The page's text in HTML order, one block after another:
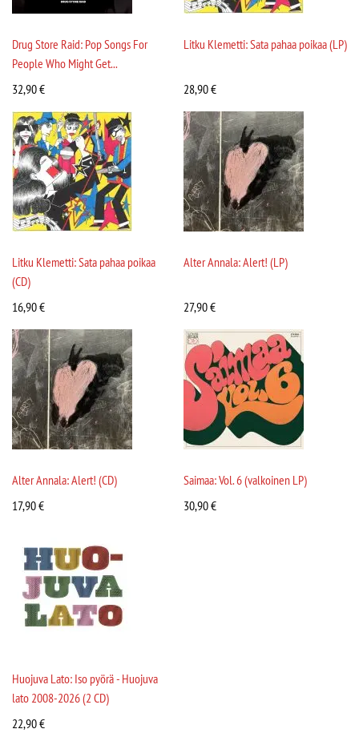
Drug Store Raid: Pop Songs For
People Who Might Get...
32,90€
Litku Klemetti: Sata pahaa poikaa (LP)
28,90€
Litku Klemetti: Sata pahaa poikaa
(CD)
16,90€
Alter Annala: Alert! (LP)
27,90€
Alter Annala: Alert! (CD)
17,90€
Saimaa: Vol. 6 (valkoinen LP)
30,90€
Huojuva Lato: Iso pyörä - Huojuva
lato 2008-2026 (2 CD)
22,90€